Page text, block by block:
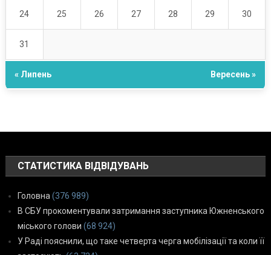
24 25 26 27 28 29 30
31
« Липень Вересень »
СТАТИСТИКА ВІДВІДУВАНЬ
Головна (376 989)
В СБУ прокоментували затримання заступника Южненського
міського голови (68 924)
У Раді пояснили, що таке четверта черга мобілізації та коли її